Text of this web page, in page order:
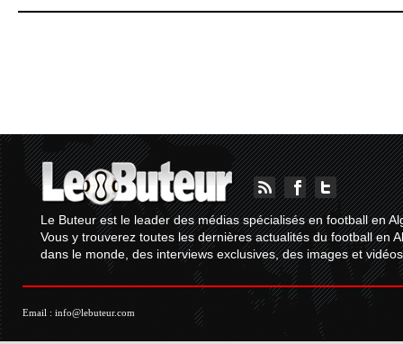
Le Buteur est le leader des médias spécialisés en football en
Vous y trouverez toutes les dernières actualités du football en
dans le monde, des interviews exclusives, des images et
Email : info@lebuteur.com